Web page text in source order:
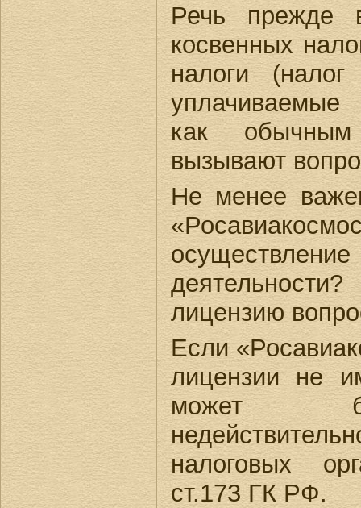
Речь прежде
косвенных
налоги
как
вызывают
Не менее
лицензию
Если
лицензии не
может
налоговых
ст.173 ГК РФ.